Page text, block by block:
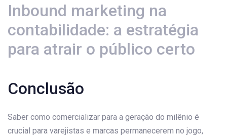
Inbound marketing na
contabilidade: a estratégia
para atrair o público certo
Conclusão
Saber como comercializar para a geração do milênio é
crucial para varejistas e marcas permanecerem no jogo,